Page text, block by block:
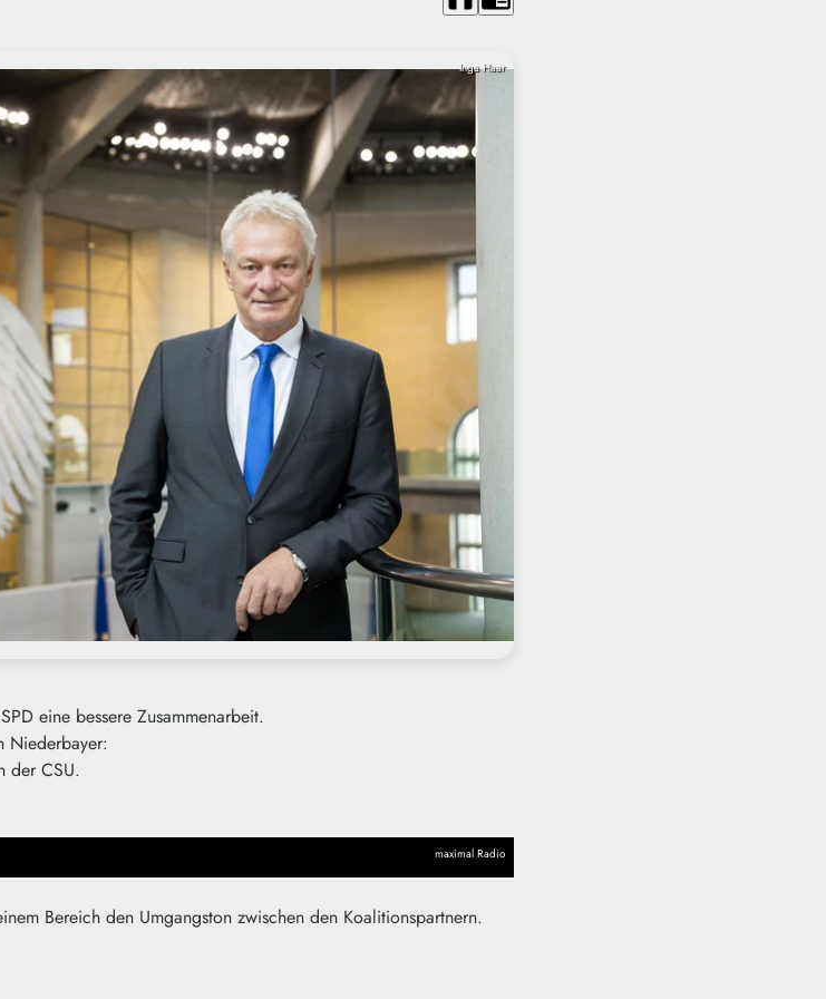
Inga Haar
eine bessere Zusammenarbeit.
Niederbayer:
der CSU.
maximal Radio
Bereich den Umgangston zwischen den Koalitionspartnern.